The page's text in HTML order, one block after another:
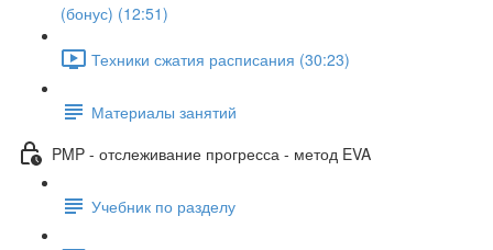
(бонус) (12:51)
Техники сжатия расписания (30:23)
Материалы занятий
PMP - отслеживание прогресса - метод EVA
Учебник по разделу